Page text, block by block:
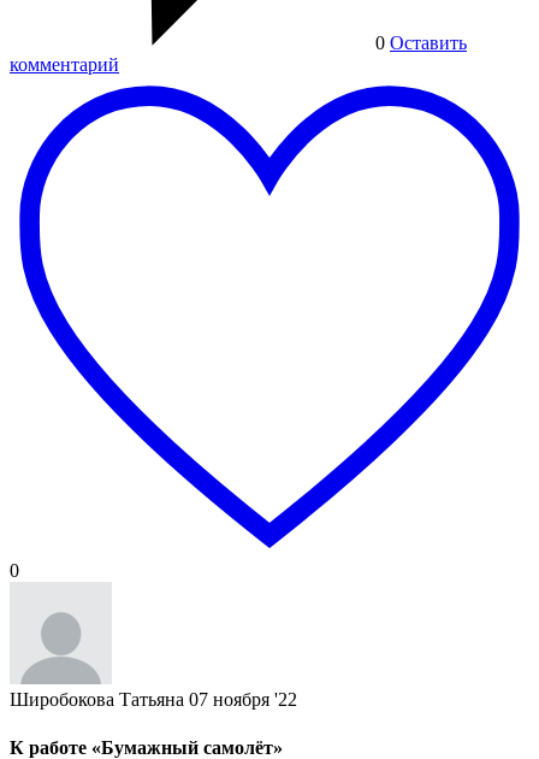
0 Оставить
комментарий
0
Широбокова Татьяна 07 ноября '22
К работе «Бумажный самолёт»